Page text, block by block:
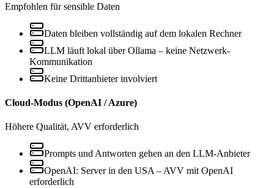
Empfohlen für sensible Daten
Daten bleiben vollständig auf dem lokalen Rechner
LLM läuft lokal über Ollama – keine Netzwerk-
Kommunikation
Keine Drittanbieter involviert
Cloud-Modus (OpenAI / Azure)
Höhere Qualität, AVV erforderlich
Prompts und Antworten gehen an den LLM-Anbieter
OpenAI: Server in den USA – AVV mit OpenAI
erforderlich